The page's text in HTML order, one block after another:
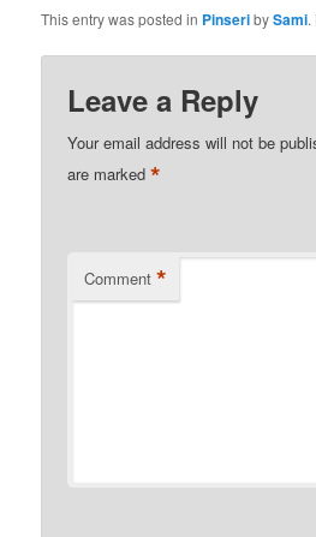
This entry was posted in PinseribySami.
Leave a Reply
Your email address will not be
are marked*
Comment *